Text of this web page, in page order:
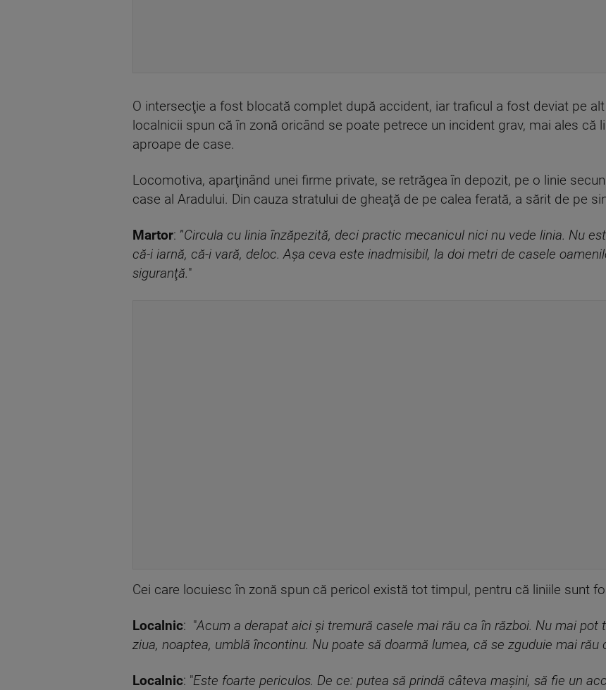
O intersecţie a fost blocată complet după accident, iar traficul a fost deviat pe
localnicii spun că în zonă oricând se poate petrece un incident grav, mai ales că
aproape de case.
Locomotiva, aparţinând unei firme private, se retrăgea în depozit, pe o linie
case al Aradului. Din cauza stratului de gheaţă de pe calea ferată, a sărit de pe
Martor: ”Circula cu linia înzăpezită, deci practic mecanicul nici nu vede linia. Nu
că-i iarnă, că-i vară, deloc. Aşa ceva este inadmisibil, la doi metri de casele
siguranţă."
Cei care locuiesc în zonă spun că pericol există tot timpul, pentru că liniile sunt
Localnic: "Acum a derapat aici şi tremură casele mai rău ca în război. Nu mai pot
ziua, noaptea, umblă încontinu. Nu poate să doarmă lumea, că se zguduie mai rău
Localnic: "Este foarte periculos. De ce: putea să prindă câteva maşini, să fie un